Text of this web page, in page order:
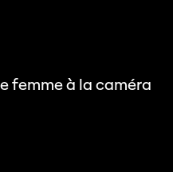
femme à la caméra